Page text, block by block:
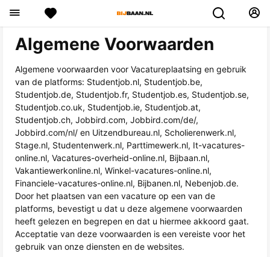
Algemene Voorwaarden
Algemene voorwaarden voor Vacatureplaatsing en gebruik
van de platforms: Studentjob.nl, Studentjob.be,
Studentjob.de, Studentjob.fr, Studentjob.es, Studentjob.se,
Studentjob.co.uk, Studentjob.ie, Studentjob.at,
Studentjob.ch, Jobbird.com, Jobbird.com/de/,
Jobbird.com/nl/ en Uitzendbureau.nl, Scholierenwerk.nl,
Stage.nl, Studentenwerk.nl, Parttimewerk.nl, It-vacatures-
online.nl, Vacatures-overheid-online.nl, Bijbaan.nl,
Vakantiewerkonline.nl, Winkel-vacatures-online.nl,
Financiele-vacatures-online.nl, Bijbanen.nl, Nebenjob.de.
Door het plaatsen van een vacature op een van de
platforms, bevestigt u dat u deze algemene voorwaarden
heeft gelezen en begrepen en dat u hiermee akkoord gaat.
Acceptatie van deze voorwaarden is een vereiste voor het
gebruik van onze diensten en de websites.